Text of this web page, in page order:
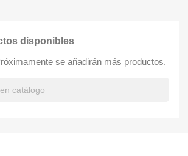
disponibles
se añadirán más productos.